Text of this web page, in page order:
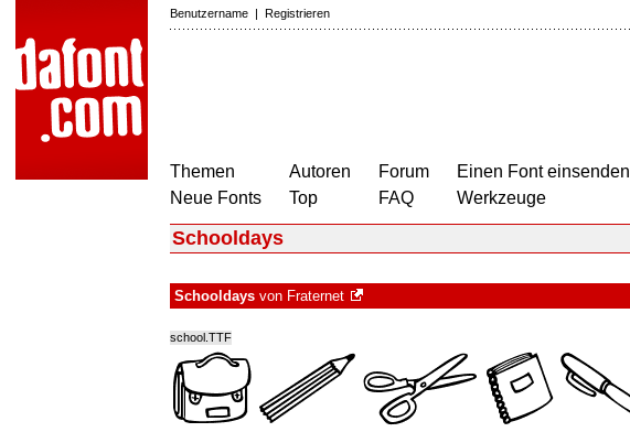
Benutzername | Registrieren
Themen
Neue Fonts
Autoren
Top
Forum
FAQ
Einen Font einsenden
Werkzeuge
Schooldays
Schooldays von Fraternet
school.TTF